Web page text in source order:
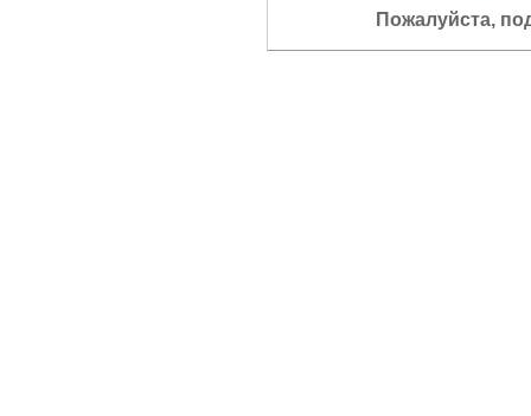
Пожалуйста,